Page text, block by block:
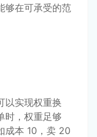
够在可承受的范
以实现权重换
时，权重足够
成本 10，卖 20